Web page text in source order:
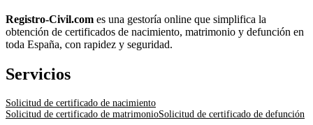
Registro-Civil.com es una gestoría online que simplifica la
obtención de certificados de nacimiento, matrimonio y defunción en
toda España, con rapidez y seguridad.
Servicios
Solicitud de certificado de nacimiento
Solicitud de certificado de matrimonioSolicitud de certificado de defunción